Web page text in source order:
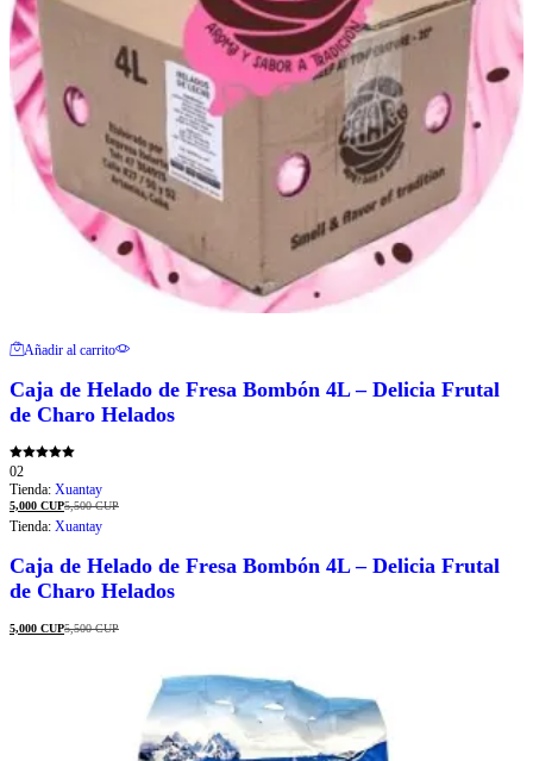
Añadir al carrito
Caja de Helado de Fresa Bombón 4L – Delicia Frutal
de Charo Helados
Valorado con
5.00
de 5
02
Tienda: Xuantay
5,000 CUP5,500CUP
Tienda: Xuantay
Caja de Helado de Fresa Bombón 4L – Delicia Frutal
de Charo Helados
5,000 CUP5,500CUP